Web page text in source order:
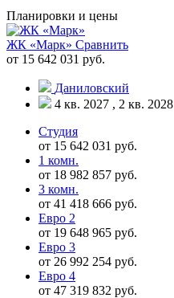
Планировки и цены
ЖК «Марк» Сравнить
от 15 642 031 руб.
Даниловский
4 кв. 2027 , 2 кв. 2028
Студия
от 15 642 031 руб.
1 комн.
от 18 982 857 руб.
3 комн.
от 41 418 666 руб.
Евро 2
от 19 648 965 руб.
Евро 3
от 26 992 254 руб.
Евро 4
от 47 319 832 руб.